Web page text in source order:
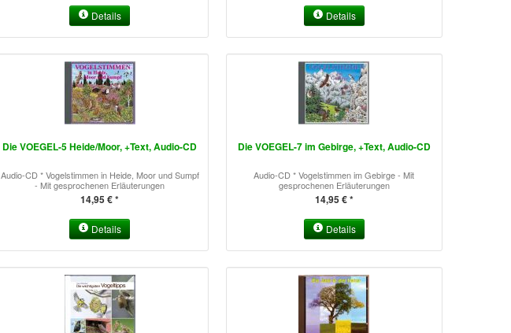
Details Details
Die VOEGEL-5 Heide/Moor, +Text, Audio-CD
Audio-CD * Vogelstimmen in Heide, Moor und Sumpf
- Mit gesprochenen Erläuterungen
14,95 € *
Details
Die VOEGEL-7 im Gebirge, +Text, Audio-CD
Audio-CD * Vogelstimmen im Gebirge - Mit
gesprochenen Erläuterungen
14,95 € *
Details